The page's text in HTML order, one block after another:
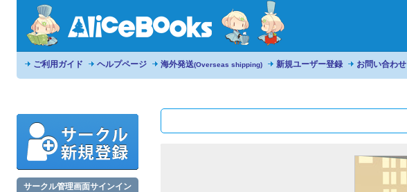
ご利用ガイド ヘルプページ 海外発送(Overseas shipping) 新規ユーザー登録 お問い合わせ
サークル管理画面サインイン